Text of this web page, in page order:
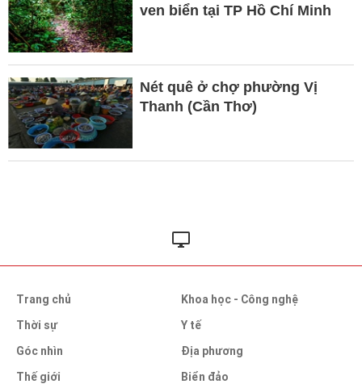
ven biển tại TP Hồ Chí Minh
Nét quê ở chợ phường Vị
Thanh (Cần Thơ)
Trang chủ
Thời sự
Góc nhìn
Thế giới
Khoa học - Công nghệ
Y tế
Địa phương
Biển đảo